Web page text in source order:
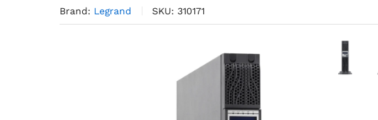
Brand: Legrand SKU: 310171
Agrandir